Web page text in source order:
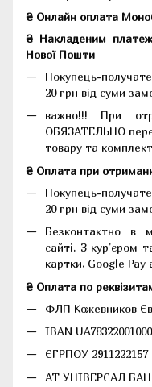
₴ Онлайн оплата
₴ Накладеним
Нової Пошти
Покупець-
20 грн від суми
важно!!! При
ОБЯЗАТЕЛЬНО
товару та
₴ Оплата при
Покупець-
20 грн від суми
Безконтактно в
сайті. З кур'єром
картки, Google Pay
₴ Оплата по
ФЛП Кожевников
IBAN
ЄГРПОУ 2911222157
АТ УНІВЕРСАЛ